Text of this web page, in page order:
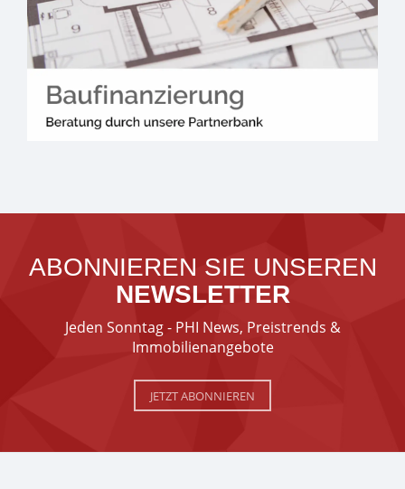
ABONNIEREN SIE UNSEREN
NEWSLETTER
Jeden Sonntag - PHI News, Preistrends &
Immobilienangebote
JETZT ABONNIEREN